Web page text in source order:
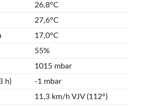
26,8°C
27,6°C
17,0°C
55%
1015 mbar
h)
-1 mbar
11,3 km/h VJV (112°)